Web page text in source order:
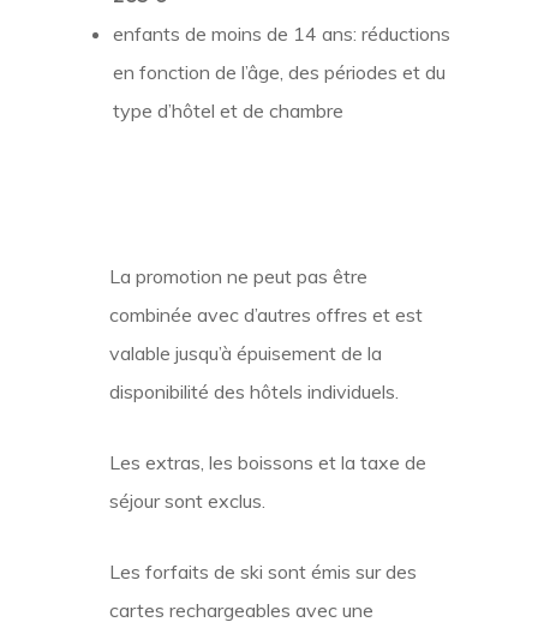
enfants de moins de 14 ans: réductions
en fonction de l’âge, des périodes et du
type d’hôtel et de chambre
La promotion ne peut pas être
combinée avec d’autres offres et est
valable jusqu’à épuisement de la
disponibilité des hôtels individuels.
Les extras, les boissons et la taxe de
séjour sont exclus.
Les forfaits de ski sont émis sur des
cartes rechargeables avec une